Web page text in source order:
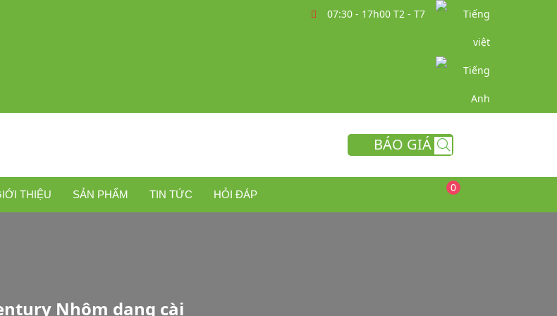
07:30 - 17h00 T2 - T7
BÁO GIÁ
THIỆU SẢN PHẨM TIN TỨC HỎI ĐÁP
0
Nhôm dạng cài